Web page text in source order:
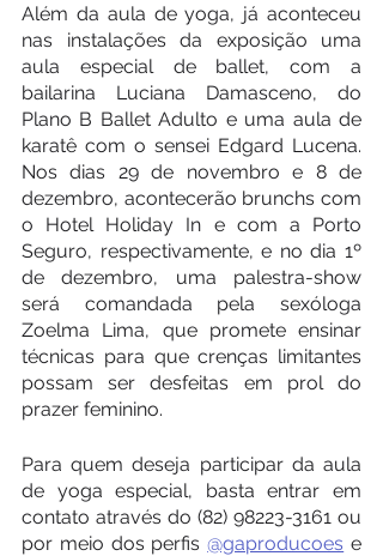
Além da aula de yoga, já aconteceu
nas instalações da exposição uma
aula especial de ballet, com a
bailarina Luciana Damasceno, do
Plano B Ballet Adulto e uma aula de
karatê com o sensei Edgard Lucena.
Nos dias 29 de novembro e 8 de
dezembro, acontecerão brunchs com
o Hotel Holiday In e com a Porto
Seguro, respectivamente, e no dia 1º
de dezembro, uma palestra-show
será comandada pela sexóloga
Zoelma Lima, que promete ensinar
técnicas para que crenças limitantes
possam ser desfeitas em prol do
prazer feminino.
Para quem deseja participar da aula
de yoga especial, basta entrar em
contato através do (82) 98223-3161 ou
por meio dos perfis @gaproducoes e